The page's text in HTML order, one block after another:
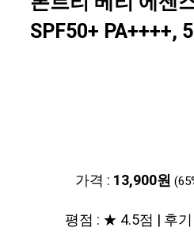
SPF50+ PA++++,
가격 : 13,900원
평점 : ★ 4.5점 | 후